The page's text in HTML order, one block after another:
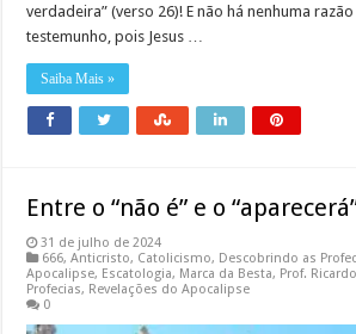
verdadeira” (verso 26)! E não há nenhuma
testemunho, pois Jesus …
Saiba Mais »
Entre o “não é” e o
31 de julho de 2024
666,Anticristo, Catolicismo, Descobrindo as
Apocalipse, Escatologia, Marca da Besta, Prof.
Profecias, Revelações do Apocalipse
0